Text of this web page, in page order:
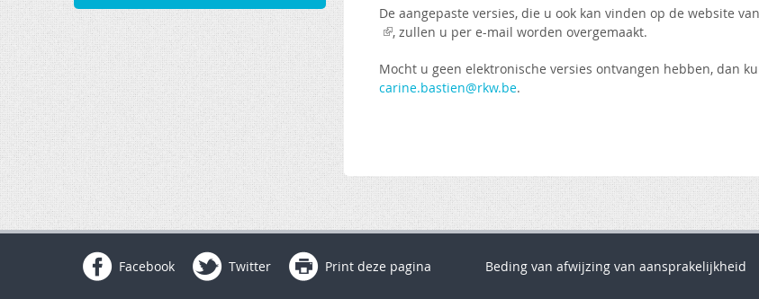
De aangepaste versies, die u ook kan vinden op de website
, zullen u per e-mail worden overgemaakt.
Mocht u geen elektronische versies ontvangen hebben, dan
carine.bastien@rkw.be.
Facebook Twitter Print deze pagina Beding van afwijzing van aansprakelijkheid